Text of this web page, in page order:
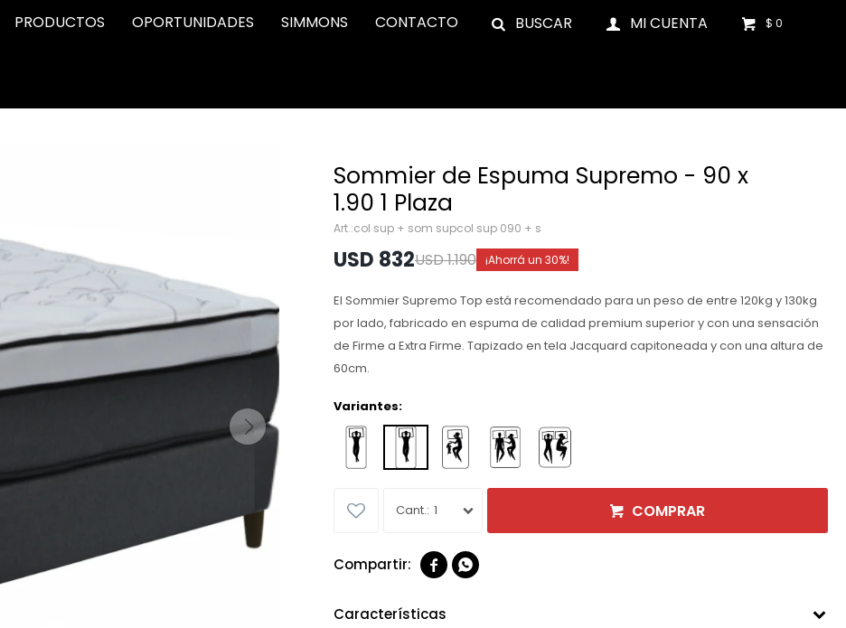
PRODUCTOS OPORTUNIDADES SIMMONS CONTACTO $ 0
Sommier de Espuma Supremo - 90 x
1.90 1 Plaza
col sup + som supcol sup 090 + s
USD 832USD1.190 30
El Sommier Supremo Top está recomendado para un peso de entre 120kg y 130kg
por lado, fabricado en espuma de calidad premium superior y con una sensación
de Firme a Extra Firme. Tapizado en tela Jacquard capitoneada y con una altura de
60cm.
Variantes:
1 COMPRAR
 
Características